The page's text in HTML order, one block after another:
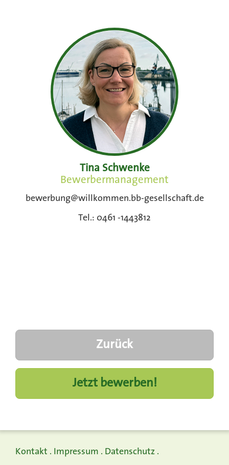
Tina Schwenke
Bewerbermanagement
bewerbung@willkommen.bb-gesellschaft.de
Tel.: 0461 -1443812
Zurück
Jetzt bewerben!
Kontakt . Impressum . Datenschutz .